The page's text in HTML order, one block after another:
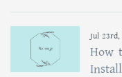
Jul 23rd,
How
Install